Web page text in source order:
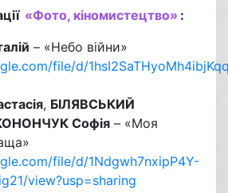
«Фото, кіномистецтво» :
– «Небо війни»
file/d/
, БІЛЯВСЬКИЙ
Софія – «Моя
file/d/1Ndgwh7nxipP4Y-
view?usp=sharing